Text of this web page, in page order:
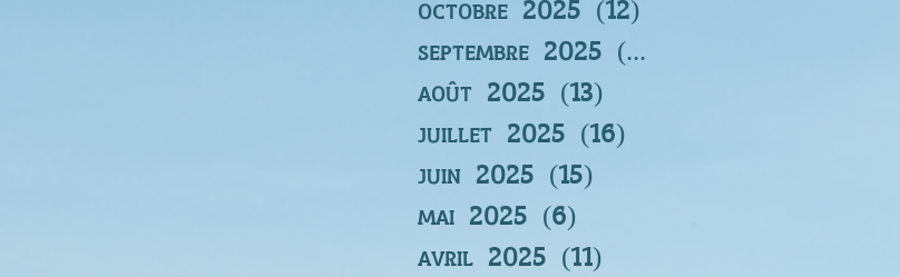
octobre 2025 (12)
septembre 2025 (12)
août 2025 (13)
juillet 2025 (16)
juin 2025 (15)
mai 2025 (6)
avril 2025 (11)